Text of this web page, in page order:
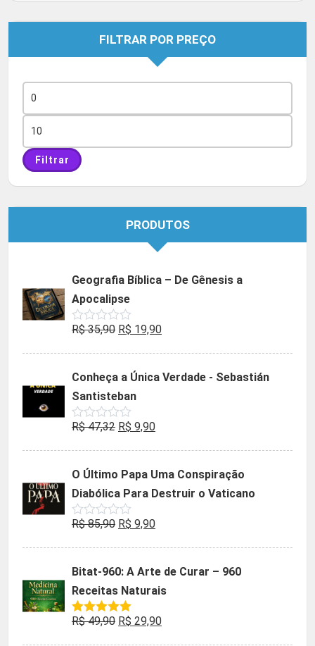
FILTRAR POR PREÇO
mínimo
máximo
Filtrar
PRODUTOS
Geografia Bíblica – De Gênesis a
Apocalipse
Avaliação
de
R$35,90 O
era:
R$ 35,90.
R$ 19,90O
é:
Conheça a Única Verdade - Sebastián
Santisteban
Avaliação
de
R$47,32 O
era:
R$ 47,32.
R$ 9,90O
é:
R$ 9,90.
O Último Papa Uma Conspiração
Diabólica Para Destruir o Vaticano
Avaliação
de
R$85,90 O
era:
R$ 85,90.
R$ 9,90O
é:
R$ 9,90.
Bitat-960: A Arte de Curar – 960
Receitas Naturais
Avaliação
R$49,90 O
R$ 29,90O